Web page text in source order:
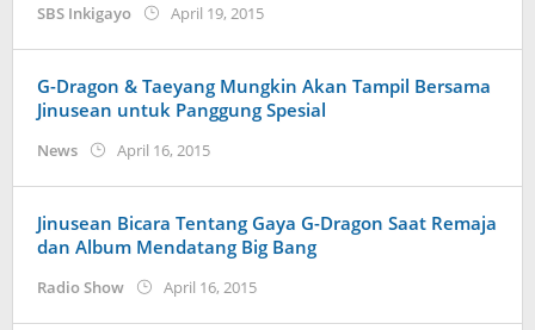
SBS Inkigayo April 19, 2015by
G-Dragon & Taeyang Mungkin Akan Tampil Bersama
Jinusean untuk Panggung Spesial
News April 16, 2015by
Jinusean Bicara Tentang Gaya G-Dragon Saat Remaja
dan Album Mendatang Big Bang
Radio Show April 16, 2015by